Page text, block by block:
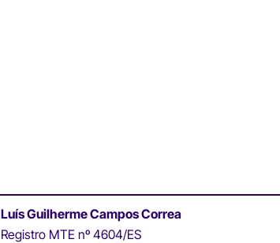
Luís Guilherme Campos Correa
Registro MTE nº 4604/ES